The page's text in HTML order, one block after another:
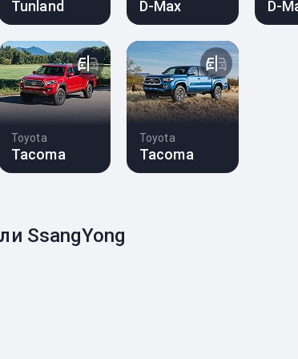
Tunland D-Max D-
Toyota
Tacoma
Toyota
Tacoma
SsangYong